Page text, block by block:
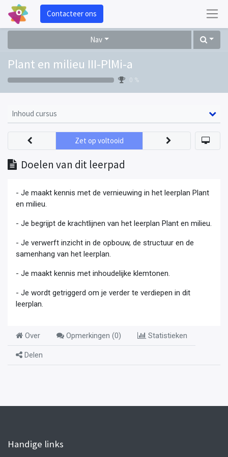
Contacteer ons
Nav
Plant en milieu III-PlMi-a
0 %
Inhoud cursus
Doelen van dit leerpad
Zet op voltooid
- Je maakt kennis met de vernieuwing in het leerplan Plant
en milieu.
- Je begrijpt de krachtlijnen van het leerplan Plant en milieu.
- Je verwerft inzicht in de opbouw, de structuur en de
samenhang van het leerplan.
- Je maakt kennis met inhoudelijke klemtonen.
- Je wordt getriggerd om je verder te verdiepen in dit
leerplan.
Over Opmerkingen (0) Statistieken
Delen
Handige links